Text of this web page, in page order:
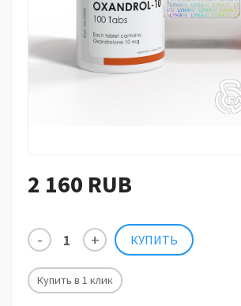
2 160 RUB
Купить в 1 клик